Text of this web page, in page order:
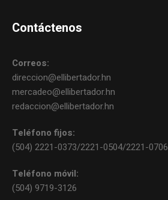
Contáctenos
Correos:
direccion@ellibertador.hn
mercadeo@ellibertador.hn
redaccion@ellibertador.hn
Teléfono fijos:
(504) 2221-0373/2221-0504/2221-0706
Teléfono móvil:
(504) 9719-3126